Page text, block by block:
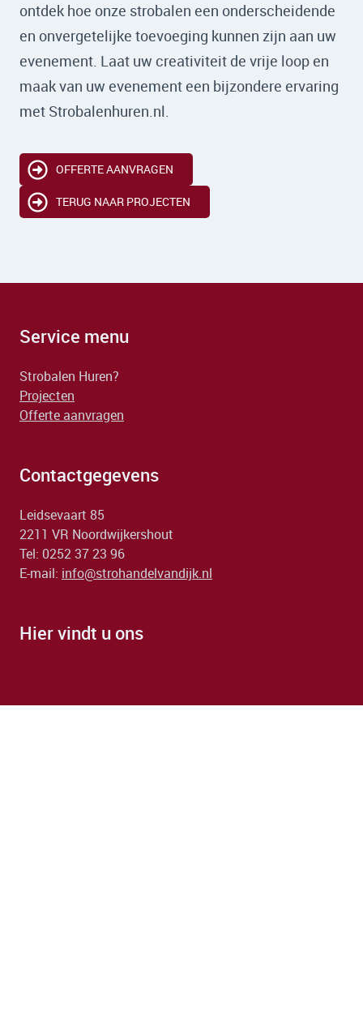
ontdek hoe onze strobalen een onderscheidende
en onvergetelijke toevoeging kunnen zijn aan uw
evenement. Laat uw creativiteit de vrije loop en
maak van uw evenement een bijzondere ervaring
met Strobalenhuren.nl.
OFFERTE AANVRAGEN
TERUG NAAR PROJECTEN
Service menu
Strobalen Huren?
Projecten
Offerte aanvragen
Contactgegevens
Leidsevaart 85
2211 VR Noordwijkershout
Tel: 0252 37 23 96
E-mail: info@strohandelvandijk.nl
Hier vindt u ons